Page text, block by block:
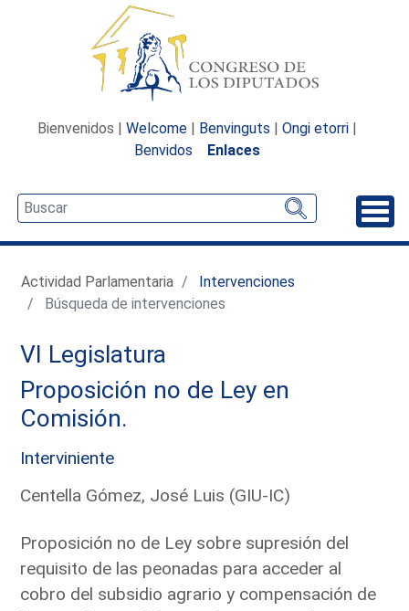
Bienvenidos | Welcome | Benvinguts | Ongi etorri |
Benvidos
Enlaces
Actividad Parlamentaria
Intervenciones
Búsqueda de intervenciones
VI Legislatura
Proposición no de Ley en
Comisión.
Interviniente
Centella Gómez, José Luis (GIU-IC)
Proposición no de Ley sobre supresión del
requisito de las peonadas para acceder al
cobro del subsidio agrario y compensación de